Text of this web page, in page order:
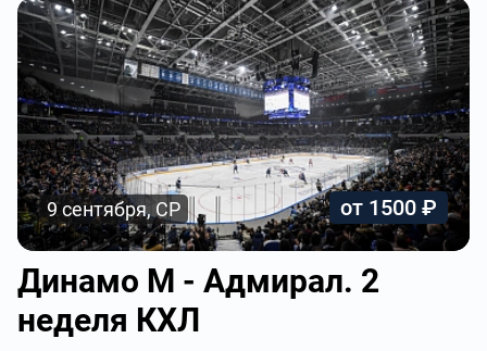
9 сентября, СР от 1500 ₽
Динамо М - Адмирал. 2
неделя КХЛ